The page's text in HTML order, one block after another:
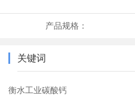
产品规格：
关键词
衡水工业碳酸钙